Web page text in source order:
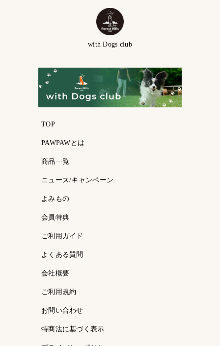
with Dogs club
TOP
PAWPAWとは
商品一覧
ニュース/キャンペーン
よみもの
会員特典
ご利用ガイド
よくある質問
会社概要
ご利用規約
お問い合わせ
特商法に基づく表示